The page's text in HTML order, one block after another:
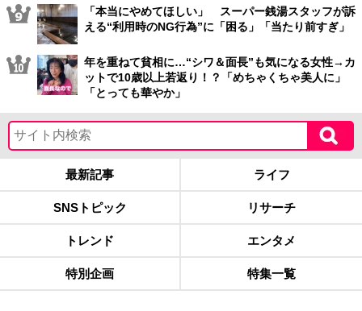
「本当にやめてほしい」 スーパー銭湯スタッフが訴
える“利用時のNG行為”に「困る」「当たり前すぎ」
年を重ねて貧相に…“シワ＆面長”も気になる女性→カ
ットで10歳以上若返り！？「めちゃくちゃ美人に」
「とっても華やか」
最新記事 ライフ
SNSトピック リサーチ
トレンド エンタメ
特別企画 特集一覧